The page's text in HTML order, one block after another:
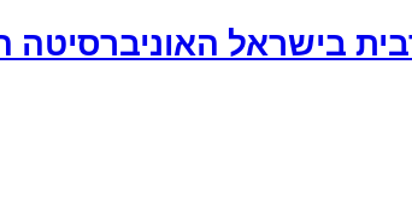
בישראל האוניברסיטה